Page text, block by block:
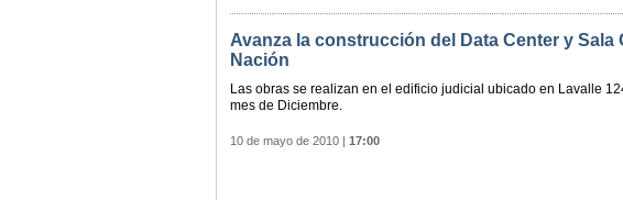
Avanza la construcción del Data Center y
Nación
Las obras se realizan en el edificio judicial ubicado en Lavalle
mes de Diciembre.
10 de mayo de 2010| 17:00